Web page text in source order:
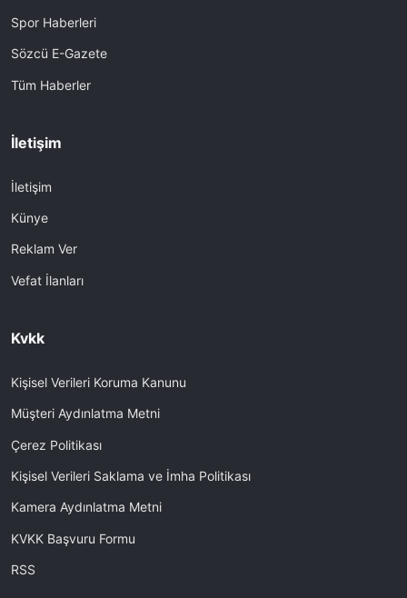
Spor Haberleri
Sözcü E-Gazete
Tüm Haberler
İletişim
İletişim
Künye
Reklam Ver
Vefat İlanları
Kvkk
Kişisel Verileri Koruma Kanunu
Müşteri Aydınlatma Metni
Çerez Politikası
Kişisel Verileri Saklama ve İmha Politikası
Kamera Aydınlatma Metni
KVKK Başvuru Formu
RSS